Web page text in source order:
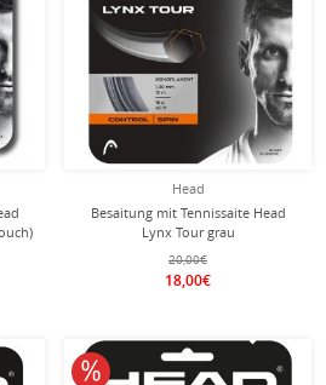
Head
Besaitung mit Tennissaite Head
Lynx Tour grau
20,00€
18,00€
10% reduziert